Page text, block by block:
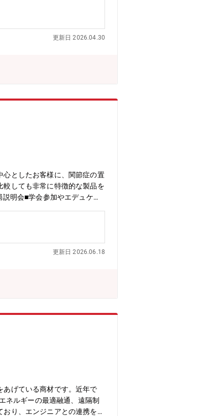
ステム製作所について：1943
造で業界をリードしていま
ています。マザー工場とし
サーバー、Linuxサーバー、Or
た中で理解いただくまで時間
更新日 2026.04.30
心としたお客様に、関節症の置
しても非常に特徴的な製品を
明会■学会参加やエデュケー
ズは、術後に高い安定性が
く、患者の骨格に合わせてパ
】直行直帰、または出張での営
おります。【ご入社後の流
更新日 2026.06.18
あげている商材です。近年で
ネルギーの最適融通、遠隔制
り、エンジニアとの連携を密